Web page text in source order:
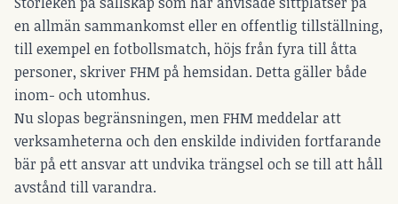
en allmän sammankomst eller en offentlig tillställning,
till exempel en fotbollsmatch, höjs från fyra till åtta
personer, skriver FHM på hemsidan. Detta gäller både
inom- och utomhus.
Nu slopas begränsningen, men FHM meddelar att
verksamheterna och den enskilde individen fortfarande
bär på ett ansvar att undvika trängsel och se till att håll
avstånd till varandra.